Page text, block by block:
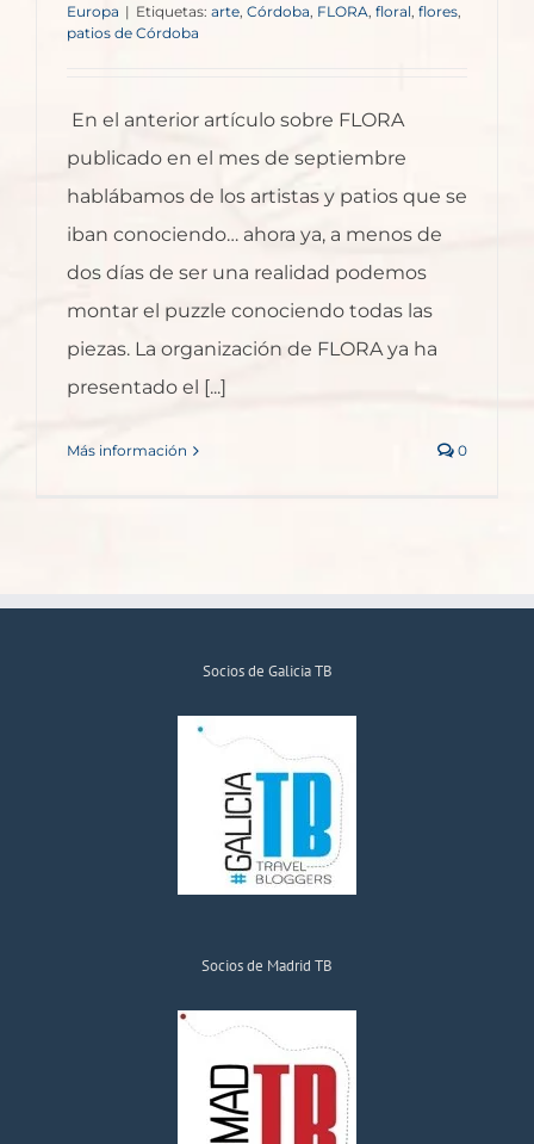
Europa | Etiquetas: arte, Córdoba, FLORA, floral, flores,
patios de Córdoba
En el anterior artículo sobre FLORA
publicado en el mes de septiembre
hablábamos de los artistas y patios que se
iban conociendo… ahora ya, a menos de
dos días de ser una realidad podemos
montar el puzzle conociendo todas las
piezas. La organización de FLORA ya ha
presentado el [...]
Más información 0
Socios de Galicia TB
Socios de Madrid TB